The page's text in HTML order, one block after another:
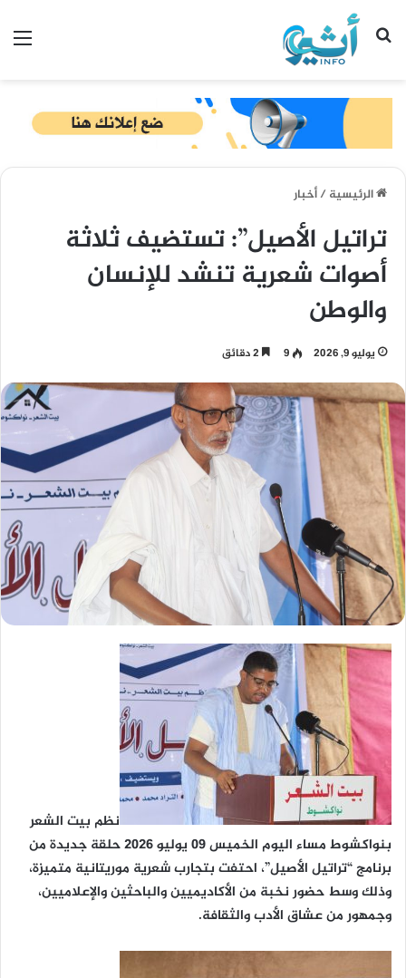
بحث عن
الرئيسية/أخبار
تراتيل الأصيل”: تستضيف ثلاثة
أصوات شعرية تنشد للإنسان
والوطن
يوليو 9, 2026 9
نظم بيت الشعر
بنواكشوط مساء اليوم الخميس 09 يوليو 2026 حلقة جديدة من
برنامج “تراتيل الأصيل”، احتفت بتجارب شعرية موريتانية متميزة،
وذلك وسط حضور نخبة من الأكاديميين والباحثين والإعلاميين،
وجمهور من عشاق الأدب والثقافة.